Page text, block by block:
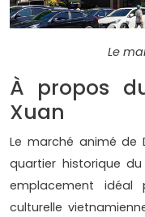
Le
À propos
Xuan
Le marché animé de
quartier historique
emplacement
culturelle